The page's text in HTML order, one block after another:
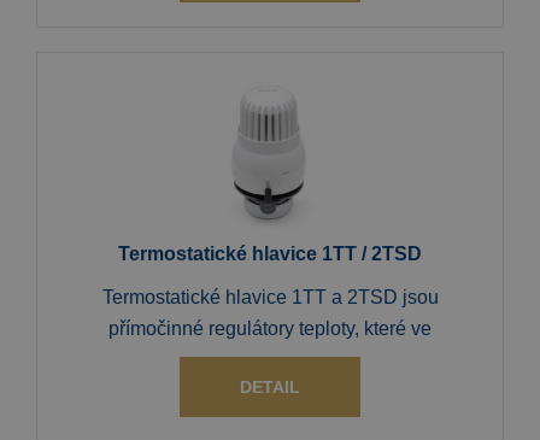
Termostatické hlavice 1TT / 2TSD
Termostatické hlavice 1TT a 2TSD jsou
přímočinné regulátory teploty, které ve
DETAIL